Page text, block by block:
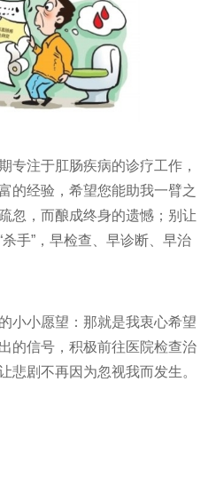
专注于肛肠疾病的诊疗工作，
的经验，希望您能助我一臂之
忽，而酿成终身的遗憾；别让
手”，早检查、早诊断、早治
小小愿望：那就是我衷心希望
的信号，积极前往医院检查治
悲剧不再因为忽视我而发生。